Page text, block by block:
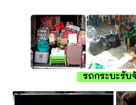
รถกระบะรับ